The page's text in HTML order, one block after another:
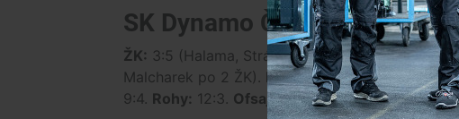
SK Dynamo České
ŽK: 3:5 (Halama, Stráský, Ondrášek –
Malcharek po 2 ŽK). Rozhodčí:Kovařík – Mencl,
9:4. Rohy: 12:3. Ofsajdy:2:2.Fauly:17:12.Diváci: